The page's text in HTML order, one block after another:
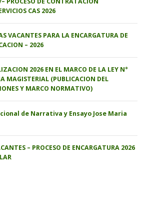
CAS 2026
VACANTES PARA LA ENCARGATURA DE
– 2026
2026 EN EL MARCO DE LA LEY N°
MAGISTERIAL (PUBLICACION DEL
Y MARCO NORMATIVO)
de Narrativa y Ensayo Jose Maria
– PROCESO DE ENCARGATURA 2026